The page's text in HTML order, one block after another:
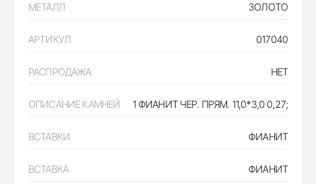
МЕТАЛЛ ЗОЛОТО
АРТИКУЛ 017040
РАСПРОДАЖА НЕТ
ОПИСАНИЕ КАМНЕЙ 1 ФИАНИТ ЧЕР. ПРЯМ. 11,0*3,0 0,27;
ВСТАВКИ ФИАНИТ
ВСТАВКА ФИАНИТ